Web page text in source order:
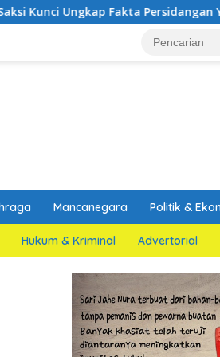
Fakta Persidangan Yang
Mancanegara Politik &
Hukum & Kriminal Advertorial